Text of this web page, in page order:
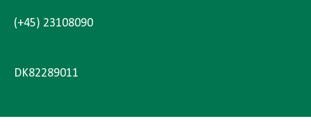
(+45) 23108090
DK82289011